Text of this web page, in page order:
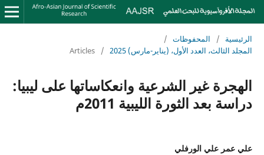
الرئيسية / المحفوظات /
المجلد الثالث، العدد الأول، (يناير-مارس) 2025
/
Articles
الهجرة غير الشرعية وانعكاساتها على ليبيا:
دراسة بعد الثورة الليبية 2011م
علي عمر علي الورفلي